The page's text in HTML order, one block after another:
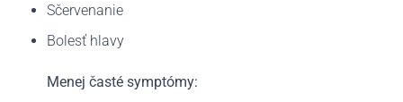
Sčervenanie
Bolesť hlavy
Menej časté symptómy: